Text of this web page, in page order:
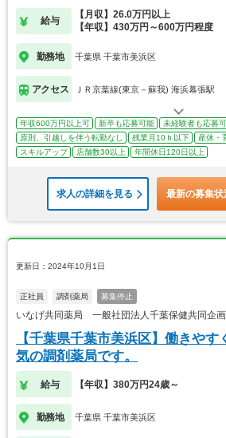
給与
【月収】26.0万円以上
【年収】430万円～600万円程度
勤務地 千葉県 千葉市美浜区
アクセス ＪＲ京葉線(東京－蘇我) 海浜幕張駅
年収600万円以上可 新卒も応募可能
未経験者も応募
原則、引越しを伴う転勤なし
残業月10ｈ以下
産休・
スキルアップ
店舗数30以上 年間休日120日以上
求人の詳細を見る 最新の募集
更新日：2024年10月1日
正社員 調剤薬局 募集停止
いなげ共同薬局 一般社団法人千葉保健共同企
【千葉県千葉市美浜区】働きやす
気の調剤薬局です。
給与 【年収】380万円24歳～
勤務地 千葉県 千葉市美浜区